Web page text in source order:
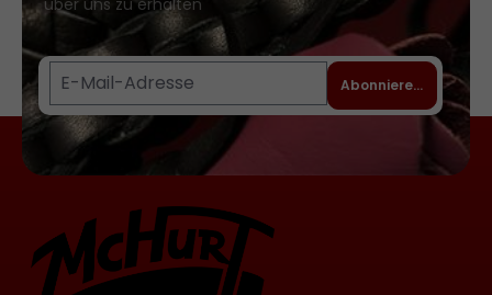
weichem Bekleidungsleder genäht
werden, und einem breiter
geschnittenen Rückenteil. Den sicheren
Halt gewährleistet ein etwas fester
gearbeitetes Vorderteil, in dem der
Stub von austauschbaren Metallringen
gehalten wird. Der Fuß des Stub liegt
den Schambereich der Trägerin. Die
Schnallen im Hüft- und Schrittbereich
gewährleisten eine optimale Anpassung
über uns zu erhalten
Abonnieren